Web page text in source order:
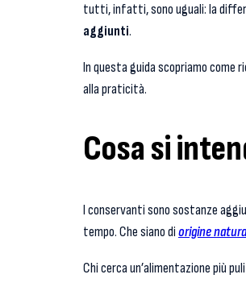
tutti, infatti, sono uguali: la
aggiunti.
In questa guida scopriamo come
alla praticità.
Cosa si
I conservanti sono sostanze
tempo. Che siano diorigine
Chi cerca un’alimentazione più